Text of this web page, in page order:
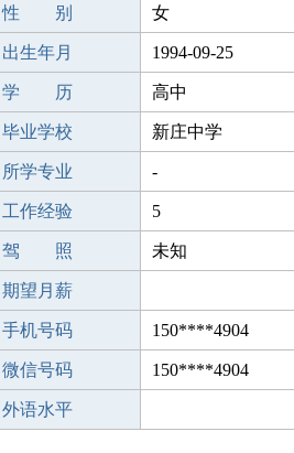
性 别 女
出生年月 1994-09-25
学 历 高中
毕业学校 新庄中学
所学专业 -
工作经验 5
驾 照 未知
期望月薪
手机号码 150****4904
微信号码 150****4904
外语水平